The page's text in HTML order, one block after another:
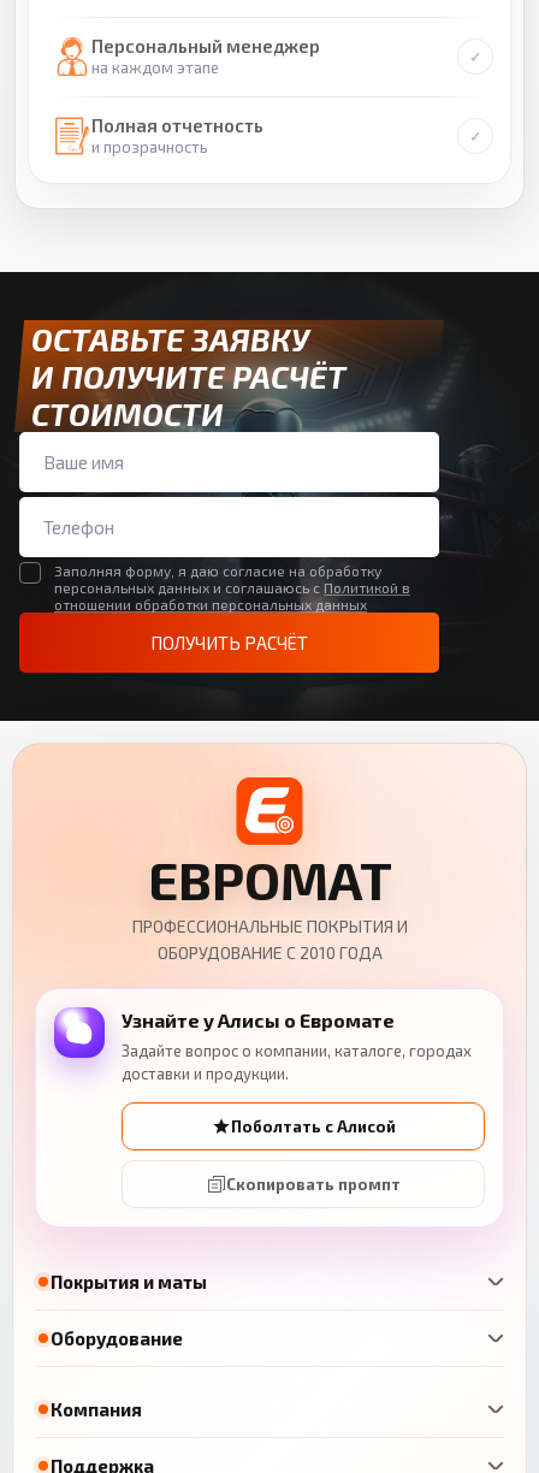
Персональный менеджер
на каждом этапе
Полная отчетность
и прозрачность
ОСТАВЬТЕ ЗАЯВКУ
И ПОЛУЧИТЕ РАСЧЁТ
СТОИМОСТИ
Заполняя форму, я даю согласие на обработку
персональных данных и соглашаюсь с Политикой в
отношении обработки персональных данных
ПОЛУЧИТЬ РАСЧЁТ
Покрытия и маты
Оборудование
ЕВРОМАТ
ПРОФЕССИОНАЛЬНЫЕ ПОКРЫТИЯ И
ОБОРУДОВАНИЕ С 2010 ГОДА
Узнайте у Алисы о Евромате
Задайте вопрос о компании, каталоге, городах
доставки и продукции.
Поболтать с Алисой
Скопировать промпт
Компания
Поддержка